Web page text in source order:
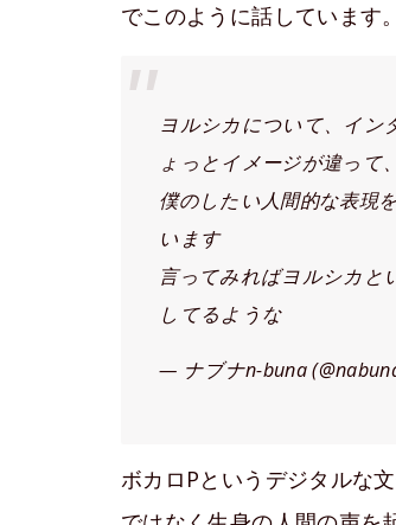
でこのように話しています。
ヨルシカについて、イン
ょっとイメージが違って、
僕のしたい人間的な表現
います
言ってみればヨルシカと
してるような
— ナブナn-buna
ボカロPというデジタルな